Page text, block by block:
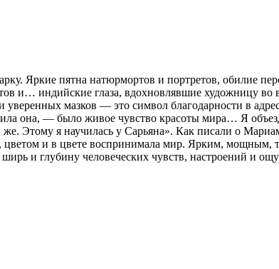
Яркие пятна натюрмортов и портретов, обилие
индийские глаза, вдохновлявшие художницу во
уверенных мазков — это символ благодарности в
она, — было живое чувство красоты мира… Я
Этому я научилась у Сарьяна». Как писали о
и в цвете воспринимала мир. Ярким,
и глубину человеческих чувств, настроений и